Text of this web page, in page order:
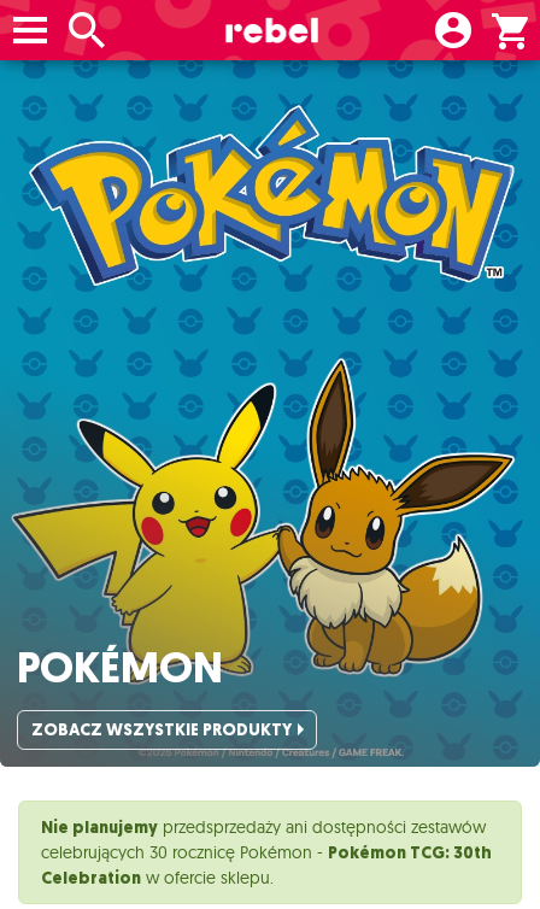
POKÉMON
ZOBACZ WSZYSTKIE PRODUKTY
Nie planujemyprzedsprzedaży ani dostępności zestawów
celebrujących 30 rocznicę Pokémon - Pokémon TCG: 30th
Celebrationw ofercie sklepu.